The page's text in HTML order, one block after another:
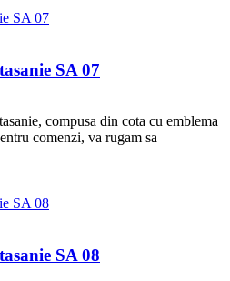
SA 07
compusa din cota cu emblema
comenzi, va rugam sa
SA 08